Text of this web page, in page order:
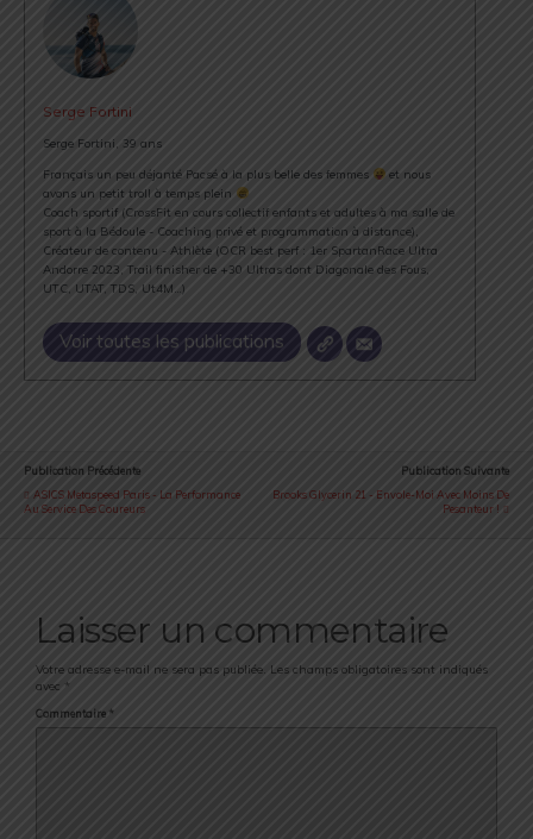
Serge Fortini
Serge Fortini, 39 ans
Français un peu déjanté Pacsé à la plus belle des femmes
et nous
avons un petit troll à temps plein
Coach sportif (CrossFit en cours collectif enfants et adultes à ma salle de
sport à la Bédoule - Coaching privé et programmation à distance),
Créateur de contenu - Athlète (OCR best perf : 1er SpartanRace Ultra
Andorre 2023, Trail finisher de +30 Ultras dont Diagonale des Fous,
UTC, UTAT, TDS, Ut4M…)
Voir toutes les publications
Publication Précédente
ASICS Metaspeed Paris - La Performance
Au Service Des Coureurs
Publication Suivante
Brooks Glycerin 21 - Envole-Moi Avec Moins De
Pesanteur !
Laisser un commentaire
Votre adresse e-mail ne sera pas publiée. Les champs obligatoires sont indiqués
avec *
Commentaire *